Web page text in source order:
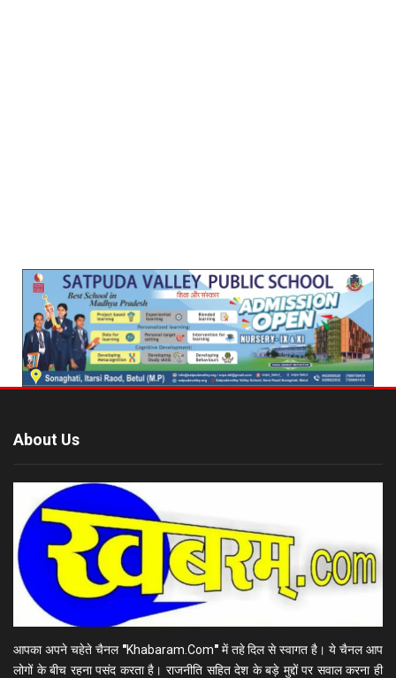
About Us
आपका अपने चहेते चैनल "Khabaram.Com"में तहे दिल से स्वागत है। ये चैनल आप
लोगों के बीच रहना पसंद करता है। राजनीति सहित देश के बड़े मुद्दों पर सवाल करना ही